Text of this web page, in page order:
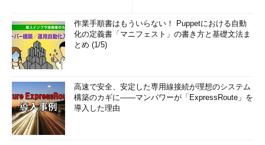
作業手順書はもういらない！ Puppetにおける自動
化の定義書「マニフェスト」の書き方と基礎文法ま
とめ (1/5)
高速で安全、安定した専用線接続が理想のシステム
構築のカギに――マンパワーが「ExpressRoute」を
導入した理由